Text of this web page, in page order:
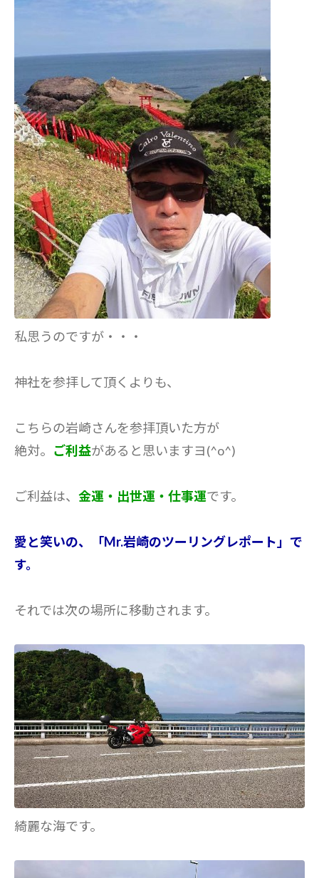
私思うのですが・・・
神社を参拝して頂くよりも、
こちらの岩崎さんを参拝頂いた方が
絶対。 ご利益があると思いますヨ(^o^)
ご利益は、 金運・出世運・仕事運です。
愛と笑いの、「Mr.岩崎のツーリングレポート」で
す。
それでは次の場所に移動されます。
綺麗な海です。